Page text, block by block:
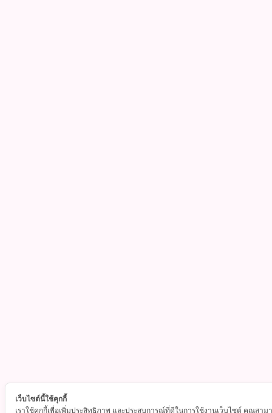
เว็บไซต์นี้ใช้คุกกี้
เราใช้คุกกี้เพื่อเพิ่มประสิทธิภาพ และประสบการณ์ที่ดีในการใช้งานเว็บไซต์ คุณสาม